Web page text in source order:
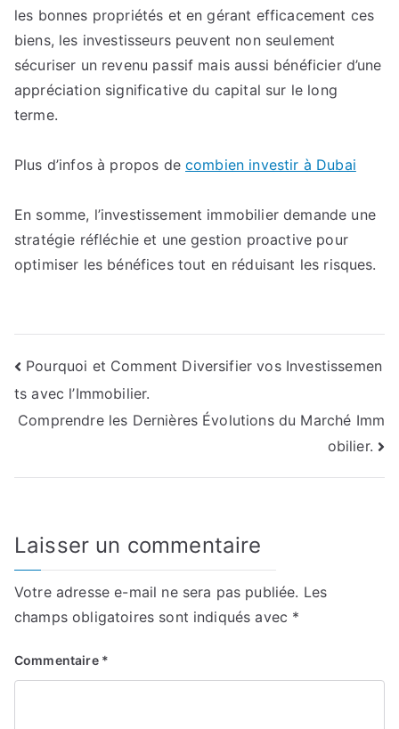
les bonnes propriétés et en gérant efficacement ces
biens, les investisseurs peuvent non seulement
sécuriser un revenu passif mais aussi bénéficier d’une
appréciation significative du capital sur le long
terme.
Plus d’infos à propos decombien investir à Dubai
En somme, l’investissement immobilier demande une
stratégie réfléchie et une gestion proactive pour
optimiser les bénéfices tout en réduisant les risques.
Navigation
de
Pourquoi et Comment Diversifier vos Investissemen
ts avec l’Immobilier.
Comprendre les Dernières Évolutions du Marché Imm
obilier.
Laisser un commentaire
Votre adresse e-mail ne sera pas publiée. Les
champs obligatoires sont indiqués avec *
Commentaire *